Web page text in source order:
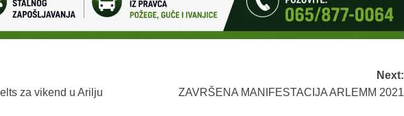
za vikend u Arilju
Next:
ZAVRŠENA MANIFESTACIJA ARLEMM 2021